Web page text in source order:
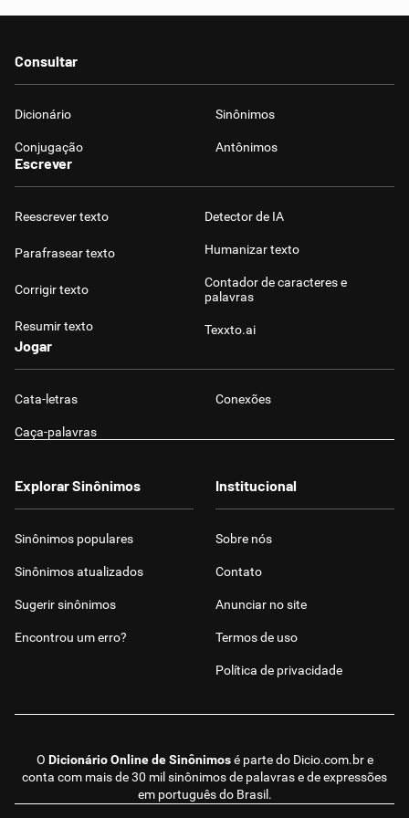
Consultar
Dicionário Sinônimos
Conjugação Antônimos
Escrever
Reescrever texto
Parafrasear texto
Corrigir texto
Resumir texto
Detector de IA
Humanizar texto
Contador de caracteres e
palavras
Texxto.ai
Jogar
Cata-letras Conexões
Caça-palavras
O Dicionário Online de Sinônimosé parte do Dicio.com.bre
conta com mais de 30 mil sinônimos de palavras e de expressões
em português do Brasil.
Explorar Sinônimos
Sinônimos populares
Sinônimos atualizados
Sugerir sinônimos
Encontrou um erro?
Institucional
Sobre nós
Contato
Anunciar no site
Termos de uso
Política de privacidade